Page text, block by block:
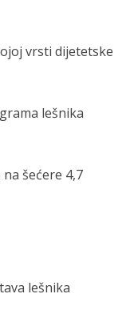
vrsti dijetetske
lešnika
šećere 4,7
lešnika